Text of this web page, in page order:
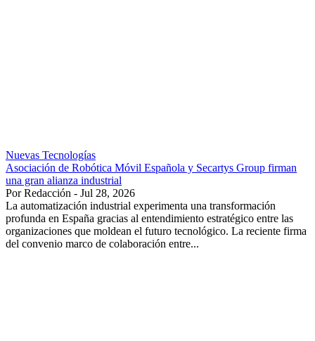
Nuevas Tecnologías
Asociación de Robótica Móvil Española y Secartys Group firman
una gran alianza industrial
Por Redacción - Jul 28, 2026
La automatización industrial experimenta una transformación
profunda en España gracias al entendimiento estratégico entre las
organizaciones que moldean el futuro tecnológico. La reciente firma
del convenio marco de colaboración entre...